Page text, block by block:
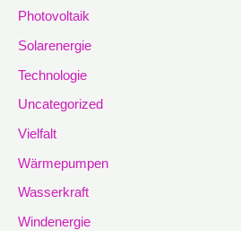
Photovoltaik
Solarenergie
Technologie
Uncategorized
Vielfalt
Wärmepumpen
Wasserkraft
Windenergie